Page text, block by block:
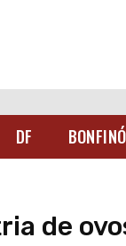
DF
de